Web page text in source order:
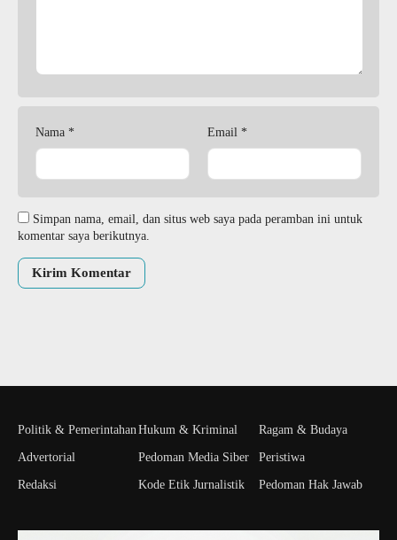
Nama * Email *
Simpan nama, email, dan situs web saya pada peramban ini untuk
komentar saya berikutnya.
Politik & Pemerintahan
Advertorial
Redaksi
Hukum & Kriminal
Pedoman Media Siber
Kode Etik Jurnalistik
Ragam & Budaya
Peristiwa
Pedoman Hak Jawab